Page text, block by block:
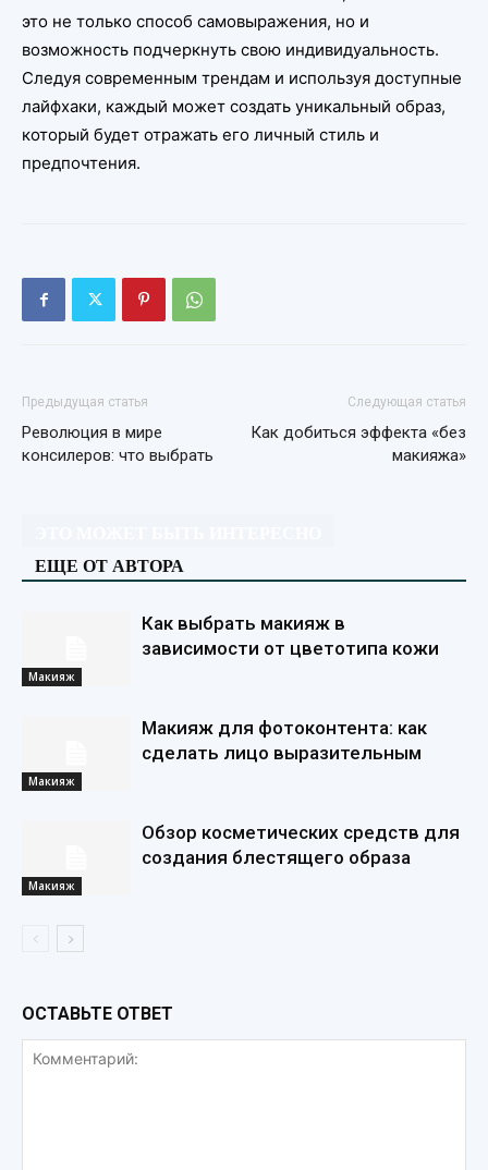
это не только способ самовыражения, но и
возможность подчеркнуть свою индивидуальность.
Следуя современным трендам и используя доступные
лайфхаки, каждый может создать уникальный образ,
который будет отражать его личный стиль и
предпочтения.
Предыдущая статья
Революция в мире
консилеров: что выбрать
Следующая статья
Как добиться эффекта «без
макияжа»
ЕЩЕ ОТ АВТОРА
Макияж
Как выбрать макияж в
зависимости от цветотипа кожи
Макияж
Макияж для фотоконтента: как
сделать лицо выразительным
Макияж
Обзор косметических средств для
создания блестящего образа
ОСТАВЬТЕ ОТВЕТ